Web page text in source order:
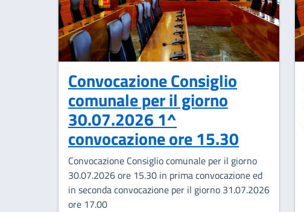
Convocazione Consiglio
comunale per il giorno
30.07.2026 1^
convocazione ore 15.30
Convocazione Consiglio comunale per il giorno
30.07.2026 ore 15.30 in prima convocazione ed
in seconda convocazione per il giorno 31.07.2026
ore 17.00